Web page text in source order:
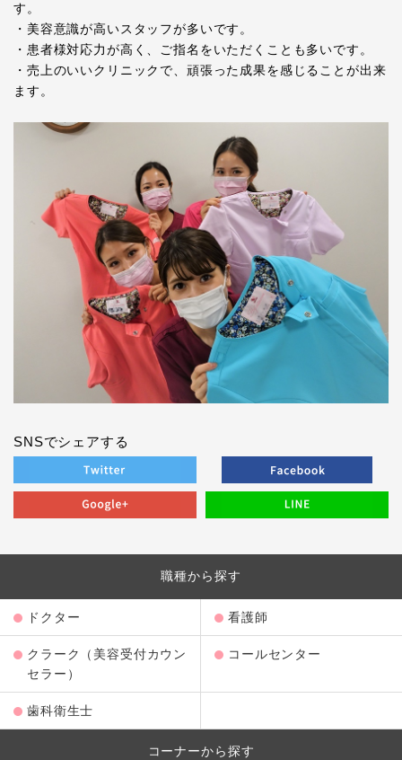
す。
・美容意識が高いスタッフが多いです。
・患者様対応力が高く、ご指名をいただくことも多いです。
・売上のいいクリニックで、頑張った成果を感じることが出来
ます。
SNSでシェアする
職種から探す
ドクター 看護師
クラーク（美容受付カウン
セラー）
コールセンター
歯科衛生士
コーナーから探す